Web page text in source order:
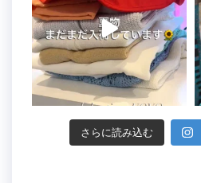
さらに読み込む